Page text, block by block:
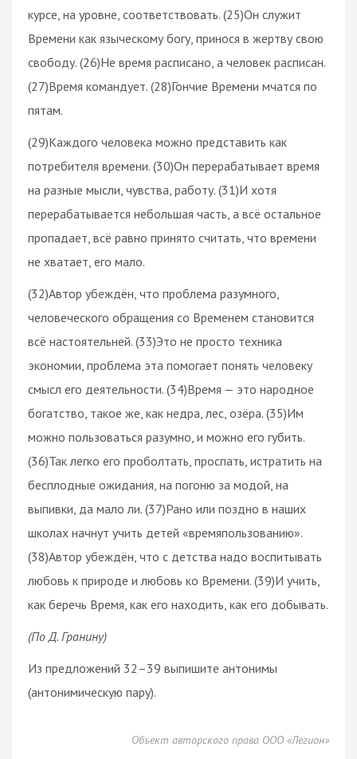
курсе, на уровне, соответствовать. (25)Он служит
Времени как языческому богу, принося в жертву свою
свободу. (26)Не время расписано, а человек расписан.
(27)Время командует. (28)Гончие Времени мчатся по
пятам.
(29)Каждого человека можно представить как
потребителя времени. (30)Он перерабатывает время
на разные мысли, чувства, работу. (31)И хотя
перерабатывается небольшая часть, а всё остальное
пропадает, всё равно принято считать, что времени
не хватает, его мало.
(32)Автор убеждён, что проблема разумного,
человеческого обращения со Временем становится
всё настоятельней. (33)Это не просто техника
экономии, проблема эта помогает понять человеку
смысл его деятельности. (34)Время — это народное
богатство, такое же, как недра, лес, озёра. (35)Им
можно пользоваться разумно, и можно его губить.
(36)Так легко его проболтать, проспать, истратить на
бесплодные ожидания, на погоню за модой, на
выпивки, да мало ли. (37)Рано или поздно в наших
школах начнут учить детей «времяпользованию».
(38)Автор убеждён, что с детства надо воспитывать
любовь к природе и любовь ко Времени. (39)И учить,
как беречь Время, как его находить, как его добывать.
(По Д. Гранину)
Из предложений 32–39 выпишите антонимы
(антонимическую пару).
Объект авторского права ООО «Легион»